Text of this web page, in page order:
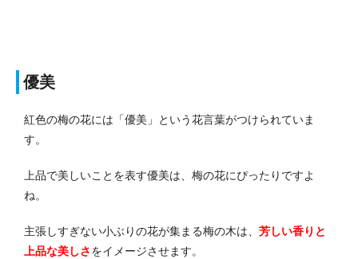
優美
紅色の梅の花には「優美」という花言葉がつけられていま
す。
上品で美しいことを表す優美は、梅の花にぴったりですよ
ね。
主張しすぎない小ぶりの花が集まる梅の木は、 芳しい香りと
上品な美しさをイメージさせます。